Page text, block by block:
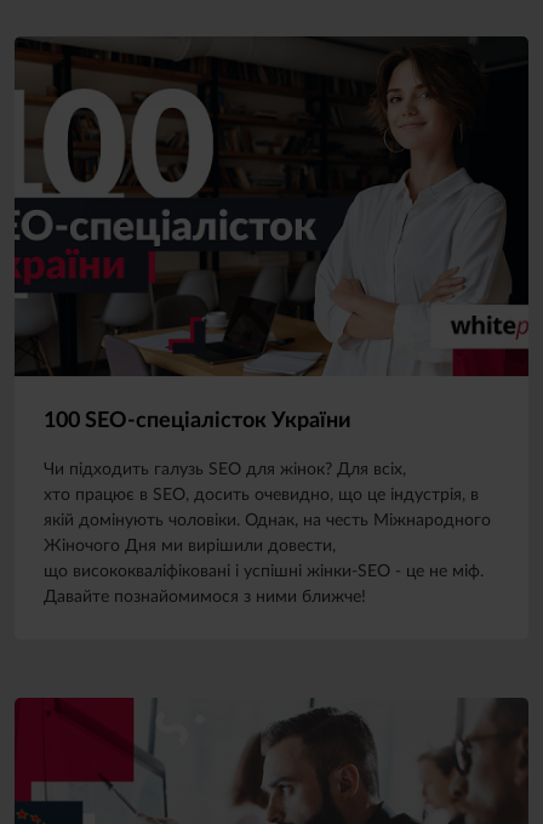
100 SEO-спеціалісток України
Чи підходить галузь SEO для жінок? Для всіх,
хто працює в SEO, досить очевидно, що це індустрія, в
якій домінують чоловіки. Однак, на честь Міжнародного
Жіночого Дня ми вирішили довести,
що висококваліфіковані і успішні жінки-SEO - це не міф.
Давайте познайомимося з ними ближче!